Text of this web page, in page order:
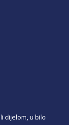
dijelom, u bilo